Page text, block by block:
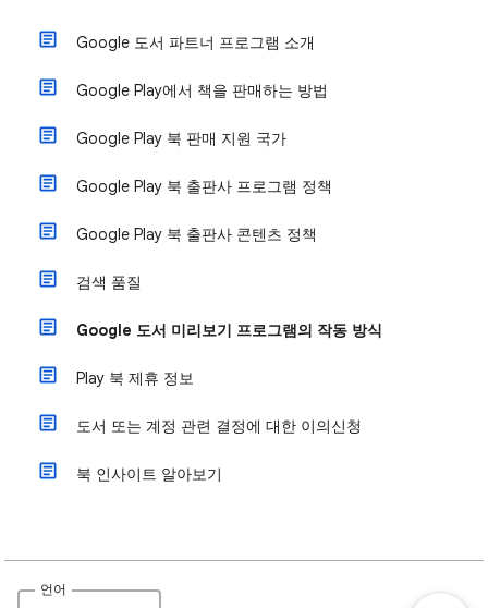
Google 도서 파트너 프로그램 소개
Google Play에서 책을 판매하는 방법
Google Play 북 판매 지원 국가
Google Play 북 출판사 프로그램 정책
Google Play 북 출판사 콘텐츠 정책
검색 품질
Google 도서 미리보기 프로그램의 작동 방식
Play 북 제휴 정보
도서 또는 계정 관련 결정에 대한 이의신청
북 인사이트 알아보기
언어